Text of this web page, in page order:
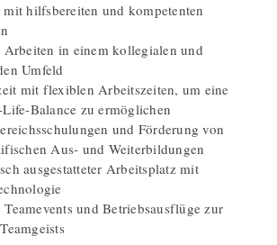
mit hilfsbereiten und kompetenten
Arbeiten in einem kollegialen und
Umfeld
mit flexiblen Arbeitszeiten, um eine
Life-Balance zu ermöglichen
und Förderung von
Aus- und Weiterbildungen
ausgestatteter Arbeitsplatz mit
Teamevents und Betriebsausflüge zur